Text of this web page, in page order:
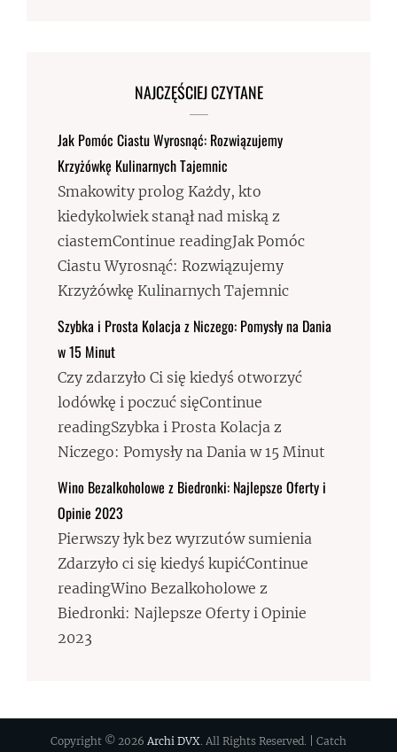
NAJCZĘŚCIEJ CZYTANE
Jak Pomóc Ciastu Wyrosnąć: Rozwiązujemy
Krzyżówkę Kulinarnych Tajemnic
Smakowity prolog Każdy, kto
kiedykolwiek stanął nad miską z
ciastemContinue readingJak Pomóc
Ciastu Wyrosnąć: Rozwiązujemy
Krzyżówkę Kulinarnych Tajemnic
Szybka i Prosta Kolacja z Niczego: Pomysły na Dania
w 15 Minut
Czy zdarzyło Ci się kiedyś otworzyć
lodówkę i poczuć sięContinue
readingSzybka i Prosta Kolacja z
Niczego: Pomysły na Dania w 15 Minut
Wino Bezalkoholowe z Biedronki: Najlepsze Oferty i
Opinie 2023
Pierwszy łyk bez wyrzutów sumienia
Zdarzyło ci się kiedyś kupićContinue
readingWino Bezalkoholowe z
Biedronki: Najlepsze Oferty i Opinie
2023
Copyright © 2026 Archi DVX. All Rights Reserved. | Catch